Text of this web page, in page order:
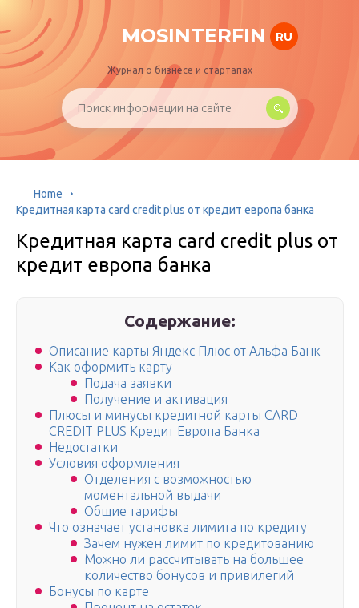
MOSINTERFIN RU
Журнал о бизнесе и стартапах
Home
Кредитная карта card credit plus от кредит европа банка
Кредитная карта card credit plus от
кредит европа банка
Содержание:
Описание карты Яндекс Плюс от Альфа Банк
Как оформить карту
Подача заявки
Получение и активация
Плюсы и минусы кредитной карты CARD
CREDIT PLUS Кредит Европа Банка
Недостатки
Условия оформления
Отделения с возможностью
моментальной выдачи
Общие тарифы
Что означает установка лимита по кредиту
Зачем нужен лимит по кредитованию
Можно ли рассчитывать на большее
количество бонусов и привилегий
Бонусы по карте